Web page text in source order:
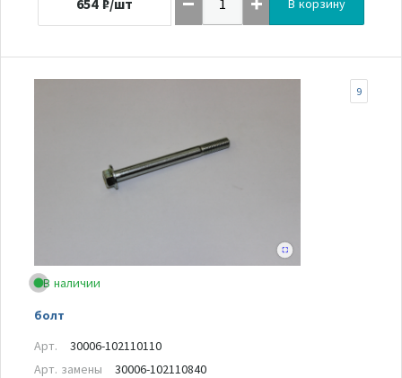
654 ₽/шт В корзину
В наличии
болт
9
Арт.
30006-102110110
Арт. замены
30006-102110840